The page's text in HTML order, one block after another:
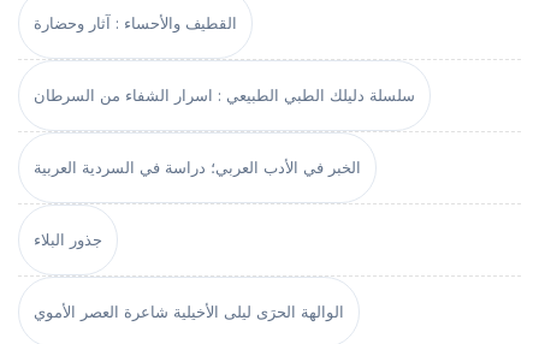
القطيف والأحساء : آثار وحضارة
سلسلة دليلك الطبي الطبيعي : اسرار الشفاء من السرطان
الخبر في الأدب العربي؛ دراسة في السردية العربية
جذور البلاء
الوالهة الحرَى ليلى الأخيلية شاعرة العصر الأموي